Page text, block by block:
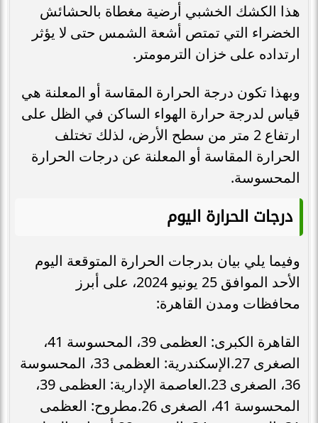
هذا الكشك الخشبي أرضية مغطاة بالحشائش
الخضراء التي تمتص أشعة الشمس حتى لا يؤثر
ارتداده على خزان الترمومتر.
وبهذا تكون درجة الحرارة المقاسة أو المعلنة هي
قياس لدرجة حرارة الهواء الساكن في الظل على
ارتفاع 2 متر من سطح الأرض، لذلك تختلف
الحرارة المقاسة أو المعلنة عن درجات الحرارة
المحسوسة.
درجات الحرارة اليوم
وفيما يلي بيان بدرجات الحرارة المتوقعة اليوم
الأحد الموافق 25 يونيو 2024، على أبرز
محافظات ومدن القاهرة:
القاهرة الكبرى: العظمى 39، المحسوسة 41،
الصغرى 27.الإسكندرية: العظمى 33، المحسوسة
36، الصغرى 23.العاصمة الإدارية: العظمى 39،
المحسوسة 41، الصغرى 26.مطروح: العظمى